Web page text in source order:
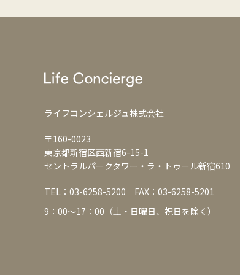
ライフコンシェルジュ株式会社
〒160-0023
東京都新宿区西新宿6-15-1
セントラルパークタワー・ラ・トゥール新宿610
TEL： 03-6258-5200 FAX：03-6258-5201
9：00～17：00（土・日曜日、祝日を除く）